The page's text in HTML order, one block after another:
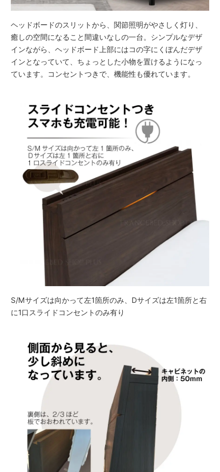
ヘッドボードのスリットから、関節照明がやさしく灯り、
癒しの空間になること間違いなしの一台。シンプルなデザ
インながら、ヘッドボード上部にはコの字にくぼんだデザ
インとなっていて、ちょっとした小物を置けるようになっ
ています。コンセントつきで、機能性も優れています。
S/Mサイズは向かって左1箇所のみ、Dサイズは左1箇所と右
に1口スライドコンセントのみ有り